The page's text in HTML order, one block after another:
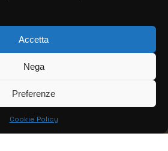
Accetta
Nega
Preferenze
Cookie Policy